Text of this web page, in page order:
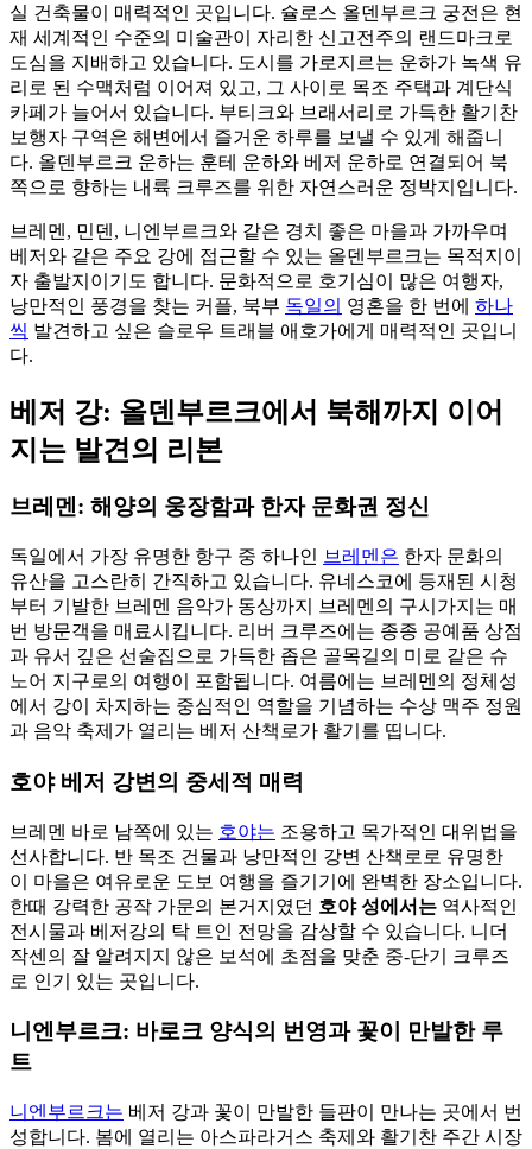
실 건축물이 매력적인 곳입니다. 슐로스 올덴부르크 궁전은 현
재 세계적인 수준의 미술관이 자리한 신고전주의 랜드마크로
도심을 지배하고 있습니다. 도시를 가로지르는 운하가 녹색 유
리로 된 수맥처럼 이어져 있고, 그 사이로 목조 주택과 계단식
카페가 늘어서 있습니다. 부티크와 브래서리로 가득한 활기찬
보행자 구역은 해변에서 즐거운 하루를 보낼 수 있게 해줍니
다. 올덴부르크 운하는 훈테 운하와 베저 운하로 연결되어 북
쪽으로 향하는 내륙 크루즈를 위한 자연스러운 정박지입니다.
브레멘, 민덴, 니엔부르크와 같은 경치 좋은 마을과 가까우며
베저와 같은 주요 강에 접근할 수 있는 올덴부르크는 목적지이
자 출발지이기도 합니다. 문화적으로 호기심이 많은 여행자,
낭만적인 풍경을 찾는 커플, 북부 독일의 영혼을 한 번에 하나
씩 발견하고 싶은 슬로우 트래블 애호가에게 매력적인 곳입니
다.
베저 강: 올덴부르크에서 북해까지 이어
지는 발견의 리본
브레멘: 해양의 웅장함과 한자 문화권 정신
독일에서 가장 유명한 항구 중 하나인 브레멘은 한자 문화의
유산을 고스란히 간직하고 있습니다. 유네스코에 등재된 시청
부터 기발한 브레멘 음악가 동상까지 브레멘의 구시가지는 매
번 방문객을 매료시킵니다. 리버 크루즈에는 종종 공예품 상점
과 유서 깊은 선술집으로 가득한 좁은 골목길의 미로 같은 슈
노어 지구로의 여행이 포함됩니다. 여름에는 브레멘의 정체성
에서 강이 차지하는 중심적인 역할을 기념하는 수상 맥주 정원
과 음악 축제가 열리는 베저 산책로가 활기를 띱니다.
호야 베저 강변의 중세적 매력
브레멘 바로 남쪽에 있는 호야는 조용하고 목가적인 대위법을
선사합니다. 반 목조 건물과 낭만적인 강변 산책로로 유명한
이 마을은 여유로운 도보 여행을 즐기기에 완벽한 장소입니다.
한때 강력한 공작 가문의 본거지였던 호야 성에서는 역사적인
전시물과 베저강의 탁 트인 전망을 감상할 수 있습니다. 니더
작센의 잘 알려지지 않은 보석에 초점을 맞춘 중-단기 크루즈
로 인기 있는 곳입니다.
니엔부르크: 바로크 양식의 번영과 꽃이 만발한 루
트
니엔부르크는 베저 강과 꽃이 만발한 들판이 만나는 곳에서 번
성합니다. 봄에 열리는 아스파라거스 축제와 활기찬 주간 시장